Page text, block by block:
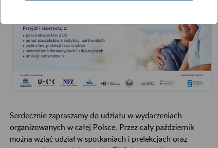
Serdecznie zapraszamy do udziału w wydarzeniach
organizowanych w całej Polsce. Przez cały październik
można wziąć udział w spotkaniach i prelekcjach oraz